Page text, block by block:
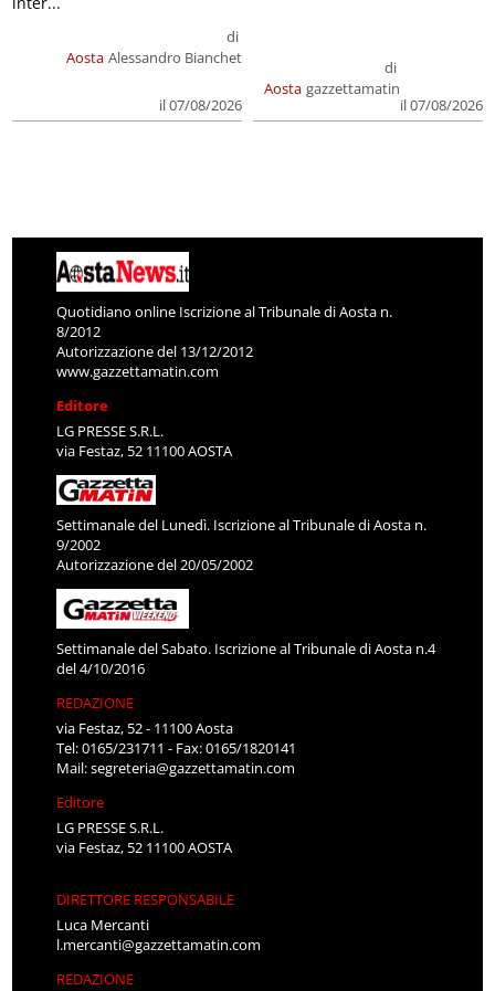
Aosta
di
Alessandro Bianchet
il 07/08/2026
Aosta
di
gazzettamatin
il 07/08/2026
Quotidiano online Iscrizione al Tribunale di Aosta n.
8/2012
Autorizzazione del 13/12/2012
www.gazzettamatin.com
Editore
LG PRESSE S.R.L.
via Festaz, 52 11100 AOSTA
Settimanale del Lunedì. Iscrizione al Tribunale di Aosta n.
9/2002
Autorizzazione del 20/05/2002
Settimanale del Sabato. Iscrizione al Tribunale di Aosta n.4
del 4/10/2016
REDAZIONE
via Festaz, 52 - 11100 Aosta
Tel: 0165/231711 - Fax: 0165/1820141
Mail:segreteria@gazzettamatin.com
Editore
LG PRESSE S.R.L.
via Festaz, 52 11100 AOSTA
DIRETTORE RESPONSABILE
Luca Mercanti
l.mercanti@gazzettamatin.com
REDAZIONE